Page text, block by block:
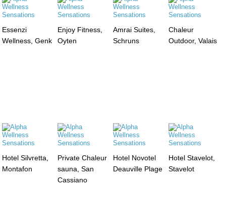
Essenzi
Wellness, Genk
Enjoy Fitness,
Oyten
Amrai Suites,
Schruns
Chaleur
Outdoor, Valais
Hotel Silvretta,
Montafon
Private Chaleur
sauna, San
Cassiano
Hotel Novotel
Deauville Plage
Hotel Stavelot,
Stavelot